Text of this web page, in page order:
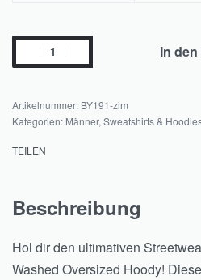
In
BY191-zim
Kategorien: Männer, Sweatshirts &
TEILEN
Beschreibung
Hol dir den ultimativen
Washed Oversized Hoody!